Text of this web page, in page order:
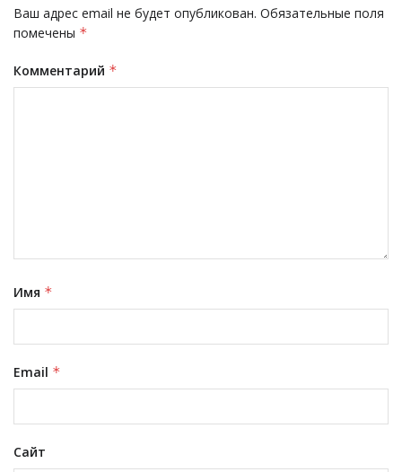
Ваш адрес email не будет опубликован. Обязательные поля
помечены *
Комментарий *
Имя *
Email *
Сайт